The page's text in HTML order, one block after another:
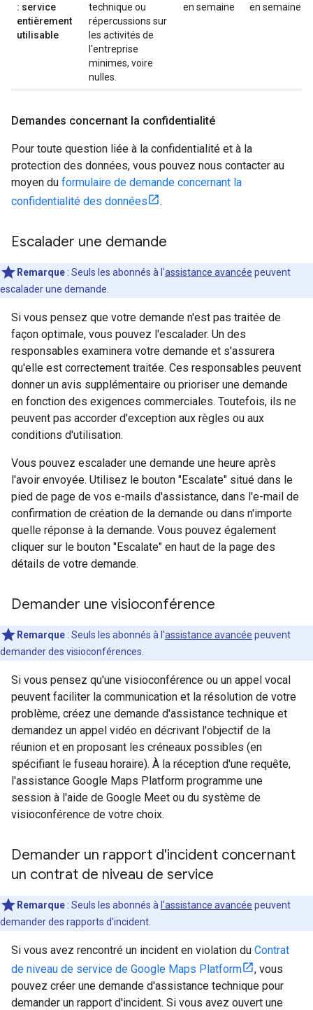
: service
entièrement
utilisable
technique ou
répercussions sur
les activités de
l'entreprise
minimes, voire
nulles.
en semaine
en semaine
Demandes concernant la confidentialité
Pour toute question liée à la confidentialité et à la
protection des données, vous pouvez nous contacter au
moyen du formulaire de demande concernant la
confidentialité des données
.
Escalader une demande
Remarque : Seuls les abonnés à l'assistance avancée peuvent
escalader une demande.
Si vous pensez que votre demande n'est pas traitée de
façon optimale, vous pouvez l'escalader. Un des
responsables examinera votre demande et s'assurera
qu'elle est correctement traitée. Ces responsables peuvent
donner un avis supplémentaire ou prioriser une demande
en fonction des exigences commerciales. Toutefois, ils ne
peuvent pas accorder d'exception aux règles ou aux
conditions d'utilisation.
Vous pouvez escalader une demande une heure après
l'avoir envoyée. Utilisez le bouton "Escalate" situé dans le
pied de page de vos e-mails d'assistance, dans l'e-mail de
confirmation de création de la demande ou dans n'importe
quelle réponse à la demande. Vous pouvez également
cliquer sur le bouton "Escalate" en haut de la page des
détails de votre demande.
Demander une visioconférence
Remarque : Seuls les abonnés à l'assistance avancée peuvent
demander des visioconférences.
Si vous pensez qu'une visioconférence ou un appel vocal
peuvent faciliter la communication et la résolution de votre
problème, créez une demande d'assistance technique et
demandez un appel vidéo en décrivant l'objectif de la
réunion et en proposant les créneaux possibles (en
spécifiant le fuseau horaire). À la réception d'une requête,
l'assistance Google Maps Platform programme une
session à l'aide de Google Meet ou du système de
visioconférence de votre choix.
Demander un rapport d'incident concernant
un contrat de niveau de service
Remarque : Seuls les abonnés à l'assistance avancée peuvent
demander des rapports d'incident.
Si vous avez rencontré un incident en violation du Contrat
de niveau de service de Google Maps Platform
, vous
pouvez créer une demande d'assistance technique pour
demander un rapport d'incident. Si vous avez ouvert une